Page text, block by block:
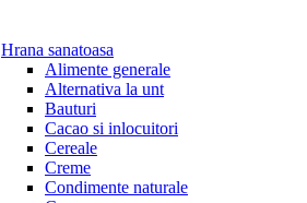
Hrana sanatoasa
Alimente generale
Alternativa la unt
Bauturi
Cacao si inlocuitori
Cereale
Creme
Condimente naturale